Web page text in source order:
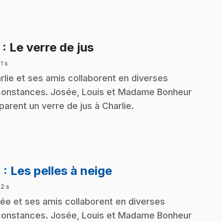
: Le verre de jus.
s
et ses amis collaborent en diverses
Josée, Louis et Madame Bonheur
un verre de jus à Charlie.
: Les pelles à neige.
s
et ses amis collaborent en diverses
Josée, Louis et Madame Bonheur